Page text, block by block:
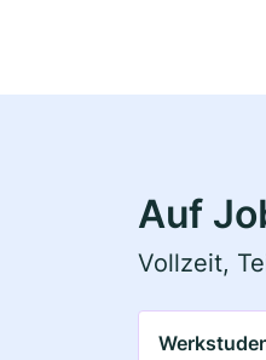
Auf
Vollzeit,